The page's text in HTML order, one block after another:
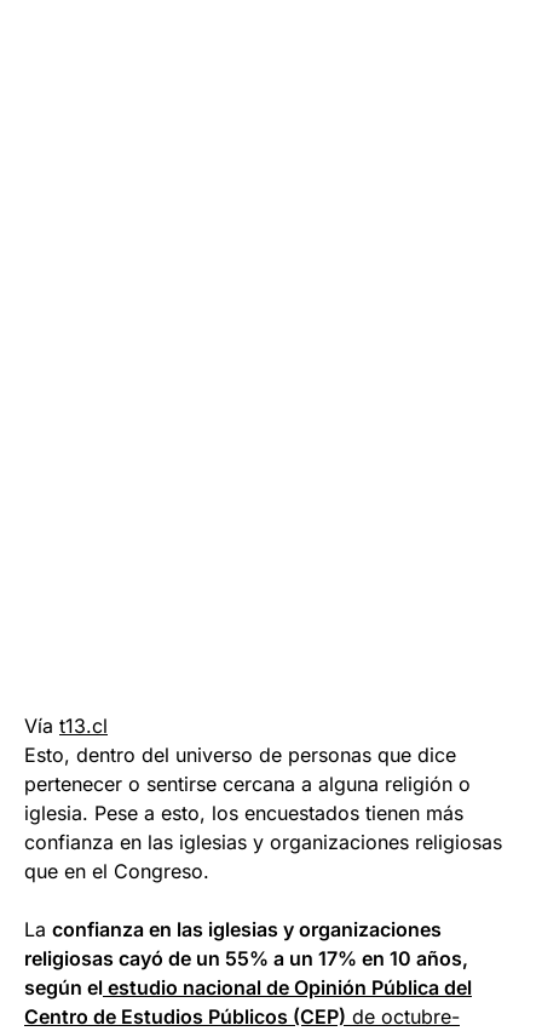
Vía t13.cl
Esto, dentro del universo de personas que dice
pertenecer o sentirse cercana a alguna religión o
iglesia. Pese a esto, los encuestados tienen más
confianza en las iglesias y organizaciones religiosas
que en el Congreso.
La confianza en las iglesias y organizaciones
religiosas cayó de un 55% a un 17% en 10 años,
según el estudio nacional de Opinión Pública del
Centro de Estudios Públicos (CEP) de octubre-